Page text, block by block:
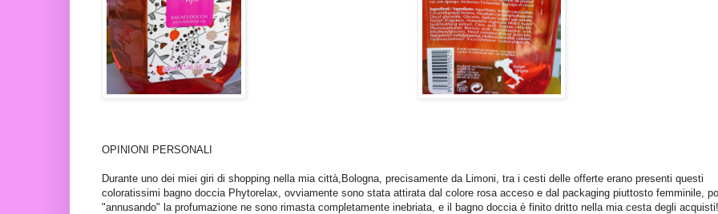
OPINIONI PERSONALI
Durante uno dei miei giri di shopping nella mia città,Bologna, precisamente da Limoni, tra i cesti delle offerte erano presenti questi
coloratissimi bagno doccia Phytorelax, ovviamente sono stata attirata dal colore rosa acceso e dal packaging piuttosto femminile,
"annusando" la profumazione ne sono rimasta completamente inebriata, e il bagno doccia è finito dritto nella mia cesta degli acquisti!